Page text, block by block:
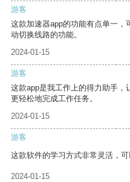
游客
这款加速器app的功能有点单一，
动切换线路的功能。
2024-01-15
游客
这款app是我工作上的得力助手，
更轻松地完成工作任务。
2024-01-15
游客
这款软件的学习方式非常灵活，
2024-01-15